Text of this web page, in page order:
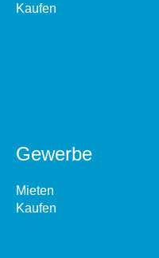
Kaufen
Gewerbe
Mieten
Kaufen